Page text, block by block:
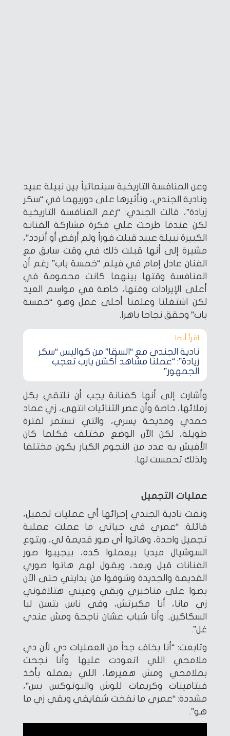
وعن المنافسة التاريخية سينمائياً بين نبيلة عبيد
ونادية الجندي، وتأثيرها على دوريهما في “سكر
زيادة”، قالت الجندي: “رغم المنافسة التاريخية
لكن عندما طرحت علي فكرة مشاركة الفنانة
الكبيرة نبيلة عبيد قبلت فوراً ولم أرفض أو أتردد”،
مشيرة إلى أنها قبلت ذلك في وقت سابق مع
الفنان عادل إمام في فيلم “خمسة باب” رغم أن
المنافسة وقتها بينهما كانت محمومة في
أعلى الإيرادات وقتها، خاصة في مواسم العيد
لكن اشتغلنا وعلمنا أحلى عمل وهو “خمسة
باب” وحقق نجاحا باهرا.
اقرأ أيضا‎
نادية الجندي مع “السقا” من كواليس “سكر
زيادة”: “عملنا مشاهد أكشن يارب تعجب
الجمهور”
وأشارت إلى أنها كفنانة يجب أن تلتقي بكل
زملائها، خاصة وأن عصر الثنائيات انتهى، زي عماد
حمدي ومديحة يسري، والتي تستمر لفترة
طويلة، لكن الآن الوضع مختلف فكلما كان
الأفيش به عدد من النجوم الكبار يكون مختلفا
ولذلك تحمست لها.
عمليات التجميل
ونفت نادية الجندي إجرائها أي عمليات تجميل،
قائلة: “عمري في حياتي ما عملت عملية
تجميل واحدة، وهاتوا أي صور قديمة لي، وبتوع
السوشيال ميديا بيعملوا كده، بيجيبوا صور
الفنانات قبل وبعد، وبقول لهم هاتوا صوري
القديمة والجديدة وشوفوا من بدايتي حتى الآن
بصوا على مناخيري وبقي وعيني هتلاقوني
زي مانا، أنا مكبرتش، وفي ناس بتسن ليا
السكاكين.. وأنا شباب عشان ناجحة ومش عندي
غل”.
وتابعت: “أنا بخاف جداً من العمليات دي لأن دي
ملامحي اللي اتعودت عليها وأنا نجحت
بملامحي ومش هغيرها، اللي بعمله بأخذ
فيتامينات وكريمات للوش والبوتوكس بس”،
مشددة: “عمري ما نفخت شفايفي وبقي زي ما
هو”.